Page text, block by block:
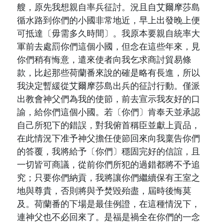
艘，原先我想親自率兵征討。況且自艾爾摩莎島
循水路到你們的小國非常地近，早上出發晚上便
可抵達〔毋需多久時間〕。我原本要親自統率大
軍前去處罰你們這個小國，但念在這些年來，見
你們稍有悔意，遣來使者向我乞求商討貿易條
款，比起那些荷蘭番來說的確是略有長進，所以
我決定暫緩從艾爾摩莎島出兵的征討行動。僅派
出教會神父們為我的使節，前去宣示我友好的口
諭，給你們這個小國。若〔你們〕肯奉天並承認
自己所犯下的錯誤，對我俯首稱臣並獻上貢品，
在此情況下准予神父擔任使節回來向我稟告你們
的答覆，我將給予〔你們〕穩固完好的信誼，且
一切皆可商議，從前你們所犯的過錯都將不予追
究；只要你們納貢，我將讓你們繼續保有王室之
地與尊貴，否則將與予焚毀殆盡，屆時後悔莫
及。荷蘭番的下場是最佳例證，在這種情況下，
連神父也不必回來了。是福是禍全在你們的一念